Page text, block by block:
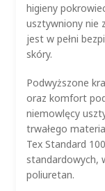
higieny
usztywniony nie
jest w pełni
skóry.
Podwyższone
oraz komfort
niemowlęcy
trwałego
Tex Standard
standardowych,
poliuretan.